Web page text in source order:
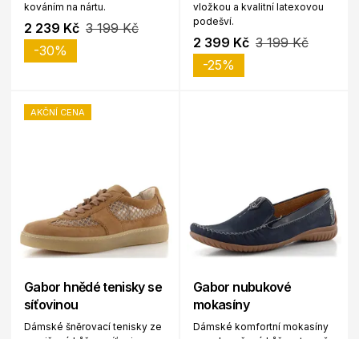
kováním na nártu.
2 239 Kč 3 199 Kč
-30%
vložkou a kvalitní latexovou
podešví.
2 399 Kč 3 199 Kč
-25%
AKČNÍ CENA
Gabor hnědé tenisky se
síťovinou
Dámské šněrovací tenisky ze
Gabor nubukové
mokasíny
Dámské komfortní mokasíny